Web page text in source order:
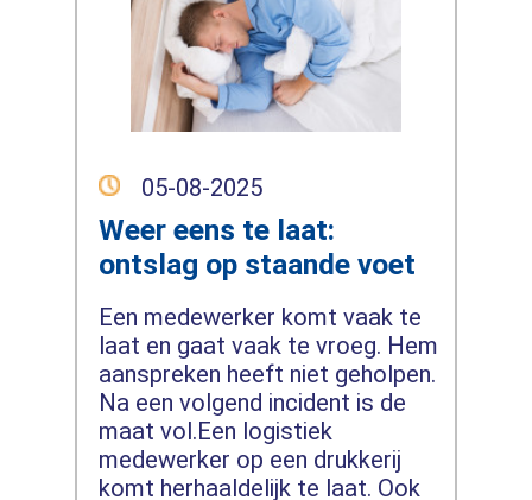
05-08-2025
Weer eens te laat:
ontslag op staande voet
Een medewerker komt vaak te
laat en gaat vaak te vroeg. Hem
aanspreken heeft niet geholpen.
Na een volgend incident is de
maat vol.Een logistiek
medewerker op een drukkerij
komt herhaaldelijk te laat. Ook